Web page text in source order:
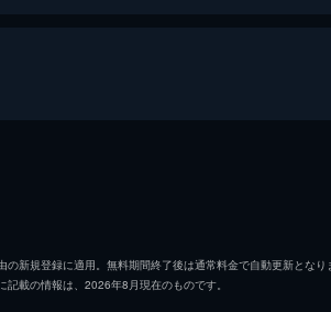
やべきょうすけ
新規登録に適用。無料期間終了後は通常料金で自動更新となり
載の情報は、2026年8月現在のものです。